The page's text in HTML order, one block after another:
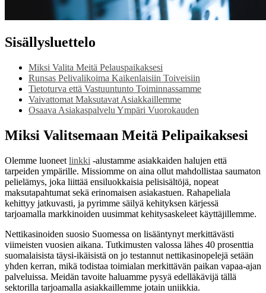
Sisällysluettelo
Miksi Valita Meitä Pelauspaikaksesi
Runsas Pelivalikoima Kaikenlaisiin Toiveisiin
Tietoturva että Vastuuntunto Toiminnassamme
Vaivattomat Maksutavat Asiakkaillemme
Osaava Asiakaspalvelu Ympäri Vuorokauden
Miksi Valitsemaan Meitä Pelipaikaksesi
Olemme luoneet linkki -alustamme asiakkaiden halujen että
tarpeiden ympärille. Missiomme on aina ollut mahdollistaa saumaton
pelielämys, joka liittää ensiluokkaisia pelisisältöjä, nopeat
maksutapahtumat sekä erinomaisen asiakastuen. Rahapeliala
kehittyy jatkuvasti, ja pyrimme säilyä kehityksen kärjessä
tarjoamalla markkinoiden uusimmat kehitysaskeleet käyttäjillemme.
Nettikasinoiden suosio Suomessa on lisääntynyt merkittävästi
viimeisten vuosien aikana. Tutkimusten valossa lähes 40 prosenttia
suomalaisista täysi-ikäisistä on jo testannut nettikasinopelejä setään
yhden kerran, mikä todistaa toimialan merkittävän paikan vapaa-ajan
palveluissa. Meidän tavoite haluamme pysyä edelläkävijä tällä
sektorilla tarjoamalla asiakkaillemme jotain uniikkia.